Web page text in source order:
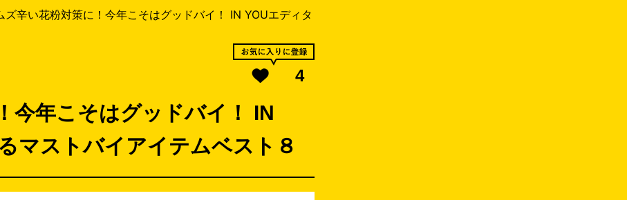
ズ辛い花粉対策に！今年こそはグッドバイ！ IN YOUエディタ
4
今年こそはグッドバイ！ IN
マストバイアイテムベスト８